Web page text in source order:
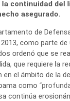
continuidad
asegurado.
de
2013, como parte
ordenó que se
que requiere la
en el ámbito de la
como
continúa